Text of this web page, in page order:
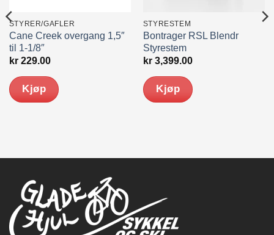
STYRER/GAFLER
Cane Creek overgang 1,5″
til 1-1/8″
kr229.00
Kjøp
STYRESTEM
Bontrager RSL Blendr
Styrestem
kr3,399.00
Kjøp
velges
på